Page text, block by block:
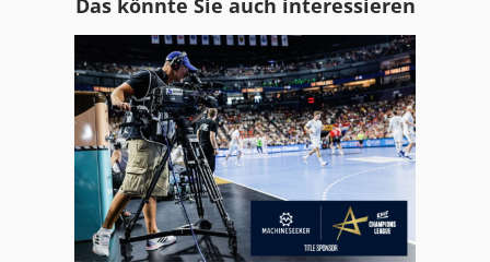
Format Drehmaschine
Getriebe Saeulenbohrmaschine
Gf Gewindeschneidmaschine
Hand Gewindebohrmaschine
Das könnte Sie auch interessieren